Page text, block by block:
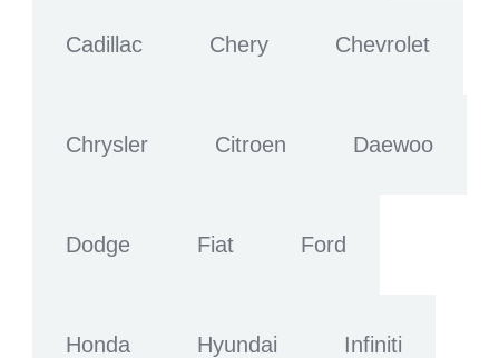
Cadillac Chery Chevrolet
Chrysler Citroen Daewoo
Dodge Fiat Ford
Honda Hyundai Infiniti